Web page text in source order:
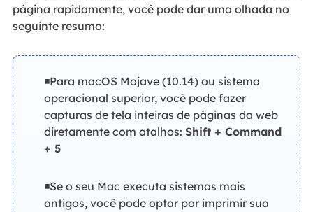
página rapidamente, você pode dar uma olhada no
seguinte resumo:
◾Para macOS Mojave (10.14) ou sistema
operacional superior, você pode fazer
capturas de tela inteiras de páginas da web
diretamente com atalhos: Shift + Command
+ 5
◾Se o seu Mac executa sistemas mais
antigos, você pode optar por imprimir sua